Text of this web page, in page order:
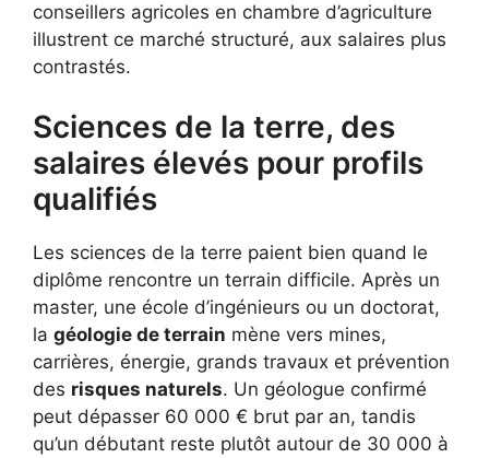
conseillers agricoles en chambre d’agriculture
illustrent ce marché structuré, aux salaires plus
contrastés.
Sciences de la terre, des
salaires élevés pour profils
qualifiés
Les sciences de la terre paient bien quand le
diplôme rencontre un terrain difficile. Après un
master, une école d’ingénieurs ou un doctorat,
la géologie de terrain mène vers mines,
carrières, énergie, grands travaux et prévention
des risques naturels. Un géologue confirmé
peut dépasser 60 000 € brut par an, tandis
qu’un débutant reste plutôt autour de 30 000 à